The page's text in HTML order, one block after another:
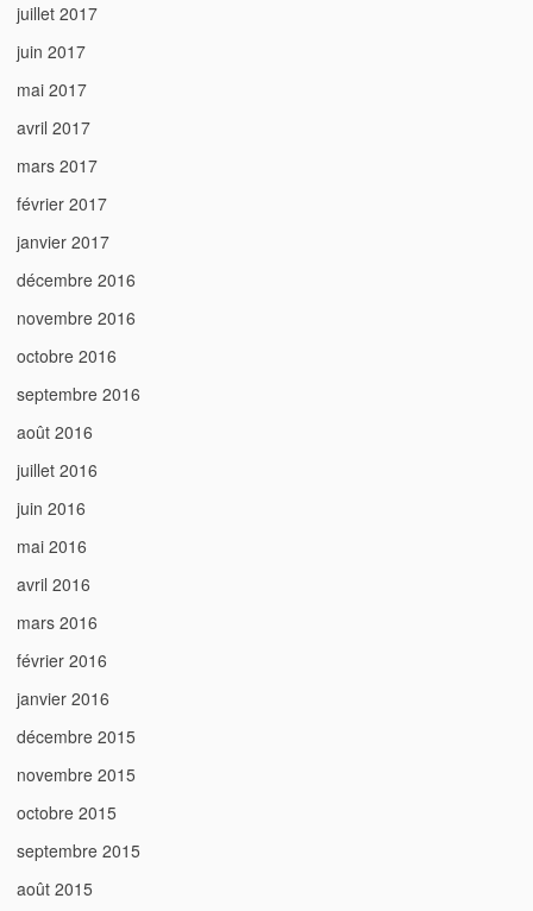
juillet 2017
juin 2017
mai 2017
avril 2017
mars 2017
février 2017
janvier 2017
décembre 2016
novembre 2016
octobre 2016
septembre 2016
août 2016
juillet 2016
juin 2016
mai 2016
avril 2016
mars 2016
février 2016
janvier 2016
décembre 2015
novembre 2015
octobre 2015
septembre 2015
août 2015